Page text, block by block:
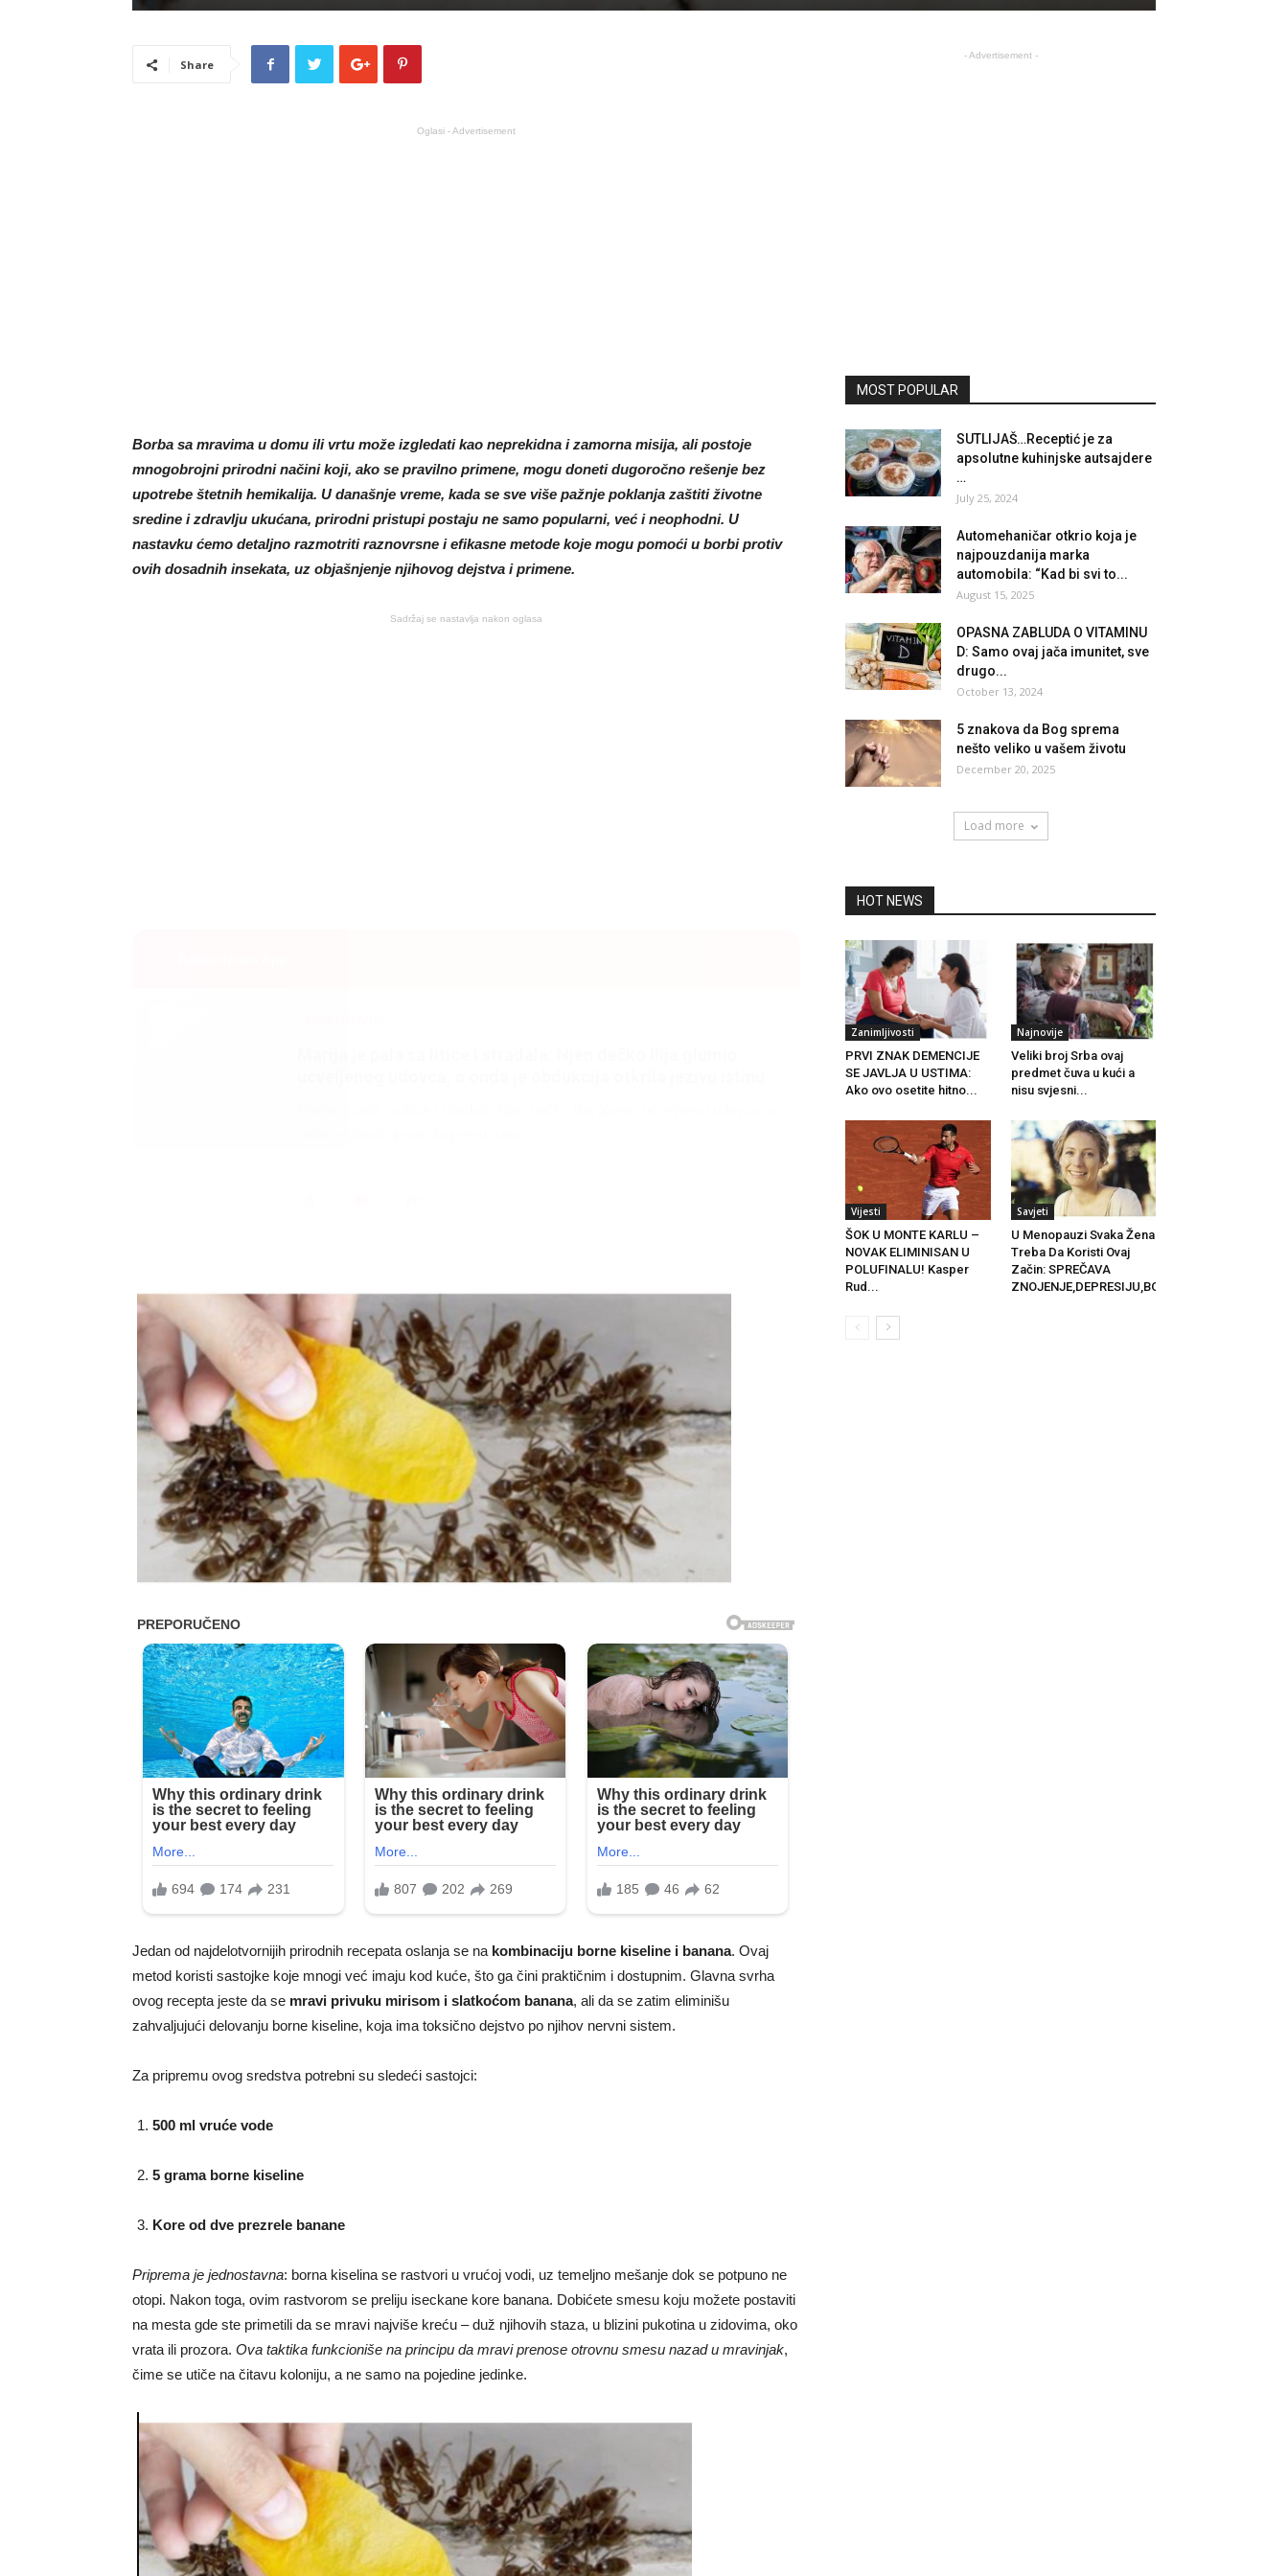
Share
Oglasi - Advertisement
Borba sa mravima u domu ili vrtu može izgledati kao neprekidna i zamorna misija, ali postoje
mnogobrojni prirodni načini koji, ako se pravilno primene, mogu doneti dugoročno rešenje bez
upotrebe štetnih hemikalija. U današnje vreme, kada se sve više pažnje poklanja zaštiti životne
sredine i zdravlju ukućana, prirodni pristupi postaju ne samo popularni, već i neophodni. U
nastavku ćemo detaljno razmotriti raznovrsne i efikasne metode koje mogu pomoći u borbi protiv
ovih dosadnih insekata, uz objašnjenje njihovog dejstva i primene.
Sadržaj se nastavlja nakon oglasa
Jedan od najdelotvornijih prirodnih recepata oslanja se na kombinaciju borne kiseline i banana. Ovaj
metod koristi sastojke koje mnogi već imaju kod kuće, što ga čini praktičnim i dostupnim. Glavna svrha
ovog recepta jeste da se mravi privuku mirisom i slatkoćom banana, ali da se zatim eliminišu
zahvaljujući delovanju borne kiseline, koja ima toksično dejstvo po njihov nervni sistem.
Za pripremu ovog sredstva potrebni su sledeći sastojci:
500 ml vruće vode
5 grama borne kiseline
Kore od dve prezrele banane
Priprema je jednostavna: borna kiselina se rastvori u vrućoj vodi, uz temeljno mešanje dok se potpuno ne
otopi. Nakon toga, ovim rastvorom se preliju iseckane kore banana. Dobićete smesu koju možete postaviti
na mesta gde ste primetili da se mravi najviše kreću – duž njihovih staza, u blizini pukotina u zidovima, oko
vrata ili prozora. Ova taktika funkcioniše na principu da mravi prenose otrovnu smesu nazad u mravinjak,
čime se utiče na čitavu koloniju, a ne samo na pojedine jedinke.
- Advertisement -
MOST POPULAR
SUTLIJAŠ…Receptić je za
apsolutne kuhinjske autsajdere
…
July 25, 2024
Automehaničar otkrio koja je
najpouzdanija marka
automobila: “Kad bi svi to...
August 15, 2025
OPASNA ZABLUDA O VITAMINU
D: Samo ovaj jača imunitet, sve
drugo...
October 13, 2024
5 znakova da Bog sprema
nešto veliko u vašem životu
December 20, 2025
Load more
HOT NEWS
Zanimljivosti
PRVI ZNAK DEMENCIJE
SE JAVLJA U USTIMA:
Ako ovo osetite hitno...
Najnovije
Veliki broj Srba ovaj
predmet čuva u kući a
nisu svjesni...
Vijesti
ŠOK U MONTE KARLU –
NOVAK ELIMINISAN U
POLUFINALU! Kasper
Rud...
Savjeti
U Menopauzi Svaka Žena
Treba Da Koristi Ovaj
Začin: SPREČAVA
ZNOJENJE,DEPRESIJU,BOL...